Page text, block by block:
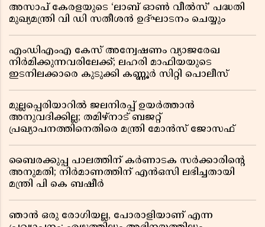
അസാപ് കേരളയുടെ ‘ലാബ് ഓൺ വീൽസ്’ പദ്ധതി
മുഖ്യമന്ത്രി വി ഡി സതീശൻ ഉദ്ഘാടനം ചെയ്യും
എംഡിഎംഎ കേസ് അന്വേഷണം വ്യാജരേഖ
നിർമിക്കുന്നവരിലേക്ക്; ലഹരി മാഫിയയുടെ
ഇടനിലക്കാരെ കുടുക്കി കണ്ണൂർ സിറ്റി പൊലീസ്
മുല്ലപ്പെരിയാറിൽ ജലനിരപ്പ് ഉയർത്താൻ
അനുവദിക്കില്ല; തമിഴ്നാട് ബജറ്റ്
പ്രഖ്യാപനത്തിനെതിരെ മന്ത്രി മോൻസ് ജോസഫ്
ബൈരക്കുപ്പ പാലത്തിന് കർണാടക സർക്കാരിൻ്റെ
അനുമതി; നിർമാണത്തിന് എൻഒസി ലഭിച്ചതായി
മന്ത്രി പി കെ ബഷീർ
ഞാൻ ഒരു രോഗിയല്ല, പോരാളിയാണ് എന്ന